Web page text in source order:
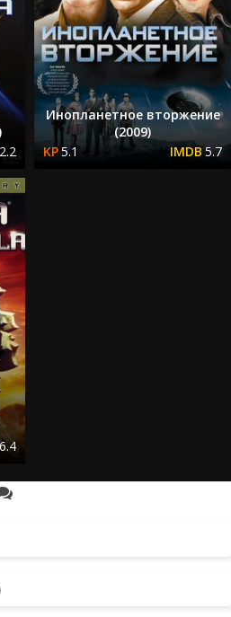
2.2
Инопланетное вторжение
(2009)
5.1
5.7
6.4